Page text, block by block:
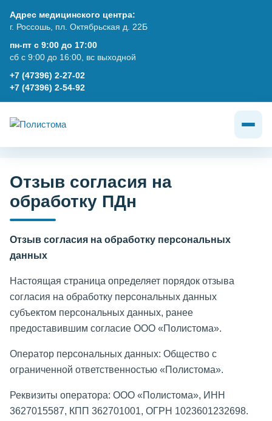
Адрес медицинского центра:
г. Россошь, пл. Октябрьская д. 22Б
пн-пт с 9:00 до 17:00
сб с 9:00 до 16:00, вс выходной
+7 (47396) 2-27-02
+7 (47396) 2-54-92
Отзыв согласия на
обработку ПДн
Отзыв согласия на обработку персональных
данных
Настоящая страница определяет порядок отзыва
согласия на обработку персональных данных
субъектом персональных данных, ранее
предоставившим согласие ООО «Полистома».
Оператор персональных данных: Общество с
ограниченной ответственностью «Полистома».
Реквизиты оператора: ООО «Полистома», ИНН
3627015587, КПП 362701001, ОГРН 1023601232698.